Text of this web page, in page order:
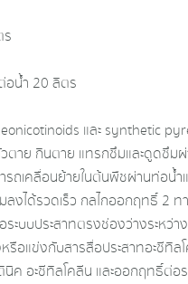
น้ำ 20 ลิตร
และ synthetic
าย กินตาย แทรกซึมและดูดซึมผ่
รถเคลื่อนย้ายในต้นพืชผ่านท่อน้ำ
งได้รวดเร็ว กลไกออกฤทธิ์ 2 ท
ะบบประสาทตรงช่องว่างระหว่า
รือแข่งกับสารสื่อประสาทอะซีทิล
ค อะซีทิลโคลีน และออกฤทธิ์ต่อร